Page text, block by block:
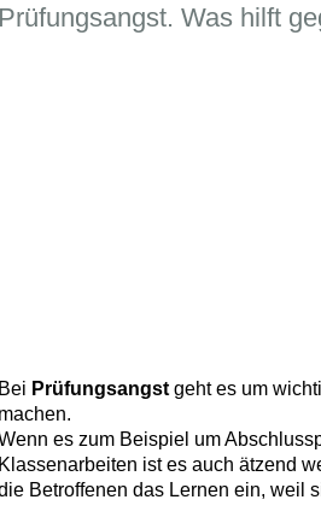
Prüfungsangst. Was hilft
Bei Prüfungsangst geht es um
machen.
es zum Beispiel um
Klassenarbeiten ist es auch ätzend
Betroffenen das Lernen ein, weil